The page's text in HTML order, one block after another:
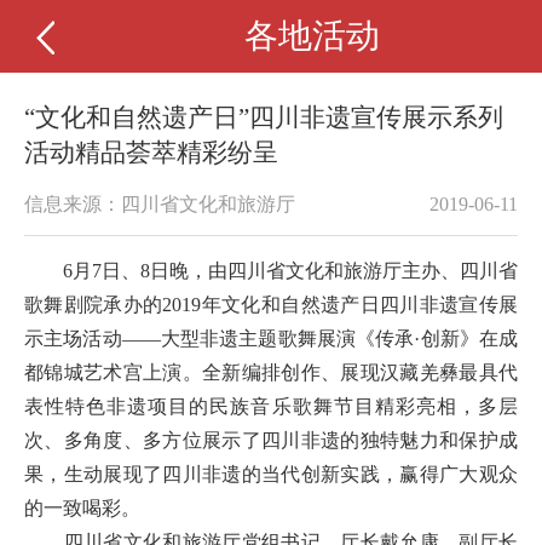
各地活动
“文化和自然遗产日”四川非遗宣传展示系列
活动精品荟萃精彩纷呈
信息来源：四川省文化和旅游厅 2019-06-11
6月7日、8日晚，由四川省文化和旅游厅主办、四川省
歌舞剧院承办的2019年文化和自然遗产日四川非遗宣传展
示主场活动——大型非遗主题歌舞展演《传承·创新》在成
都锦城艺术宫上演。全新编排创作、展现汉藏羌彝最具代
表性特色非遗项目的民族音乐歌舞节目精彩亮相，多层
次、多角度、多方位展示了四川非遗的独特魅力和保护成
果，生动展现了四川非遗的当代创新实践，赢得广大观众
的一致喝彩。